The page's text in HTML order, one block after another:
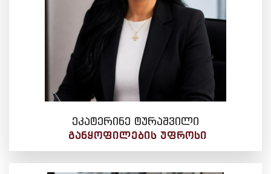
ეკატერინე ტურაშვილი
ᲒᲐᲜᲧᲝᲤᲘᲚᲔᲑᲘᲡ ᲣᲤᲠᲝᲡᲘ